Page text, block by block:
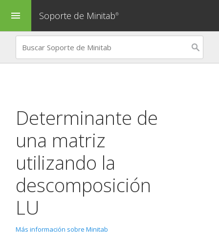
menu Soporte de Minitab®
Determinante de
una matriz
utilizando la
descomposición
LU
Más información sobre Minitab